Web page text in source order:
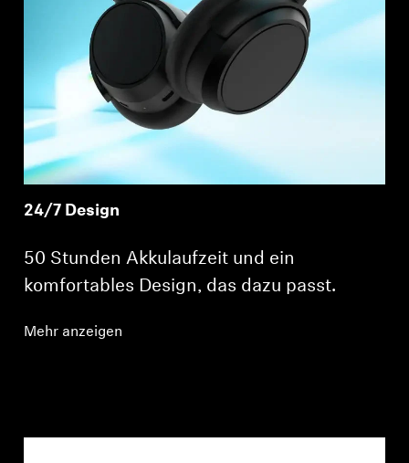
24/7 Design
50 Stunden Akkulaufzeit und ein
komfortables Design, das dazu passt.
Mehr anzeigen